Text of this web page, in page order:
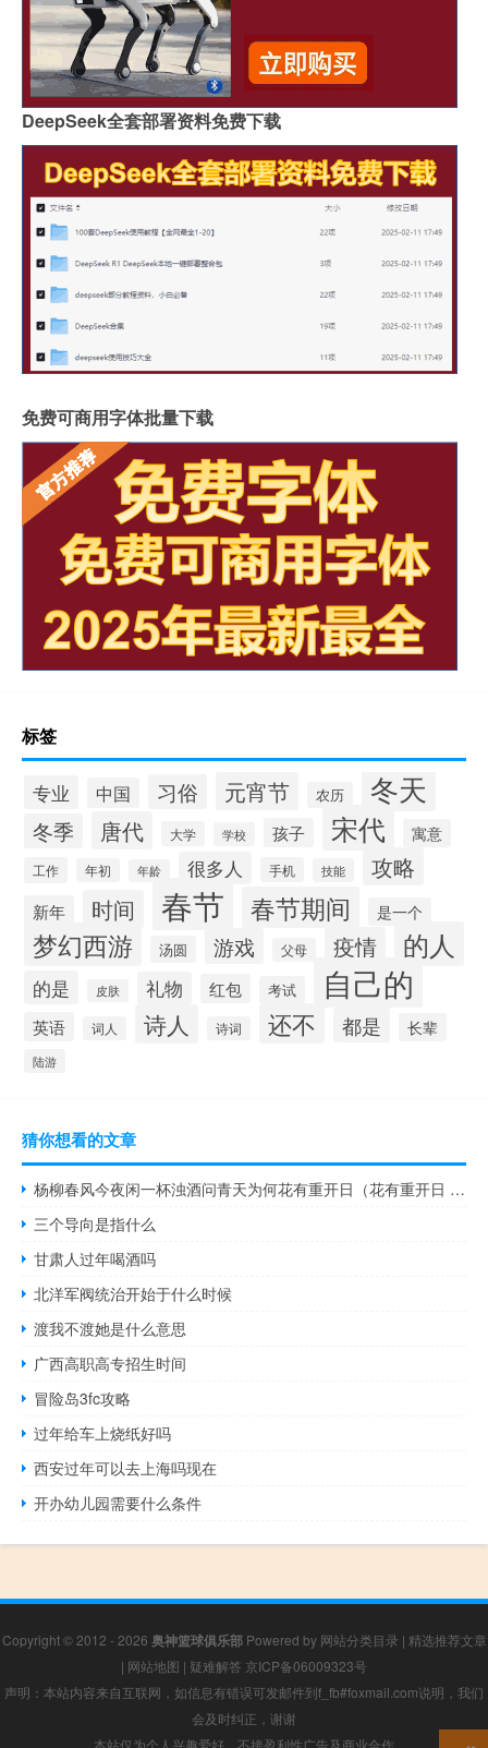
DeepSeek全套部署资料免费下载
免费可商用字体批量下载
标签
专业 中国 习俗 元宵节 农历 冬天
冬季 唐代 大学 学校 孩子 宋代 寓意
工作 年初 年龄 很多人 手机 技能 攻略
新年 时间 春节 春节期间 是一个
梦幻西游 汤圆 游戏 父母 疫情 的人
的是 皮肤 礼物 红包 考试 自己的
英语 词人 诗人 诗词 还不 都是 长辈
陆游
猜你想看的文章
杨柳春风今夜闲一杯浊酒问青天为何花有重开日（花有重开日 人无再少年 的意思是什么）
三个导向是指什么
甘肃人过年喝酒吗
北洋军阀统治开始于什么时候
渡我不渡她是什么意思
广西高职高专招生时间
冒险岛3fc攻略
过年给车上烧纸好吗
西安过年可以去上海吗现在
开办幼儿园需要什么条件
Copyright © 2012 - 2026 奥神篮球俱乐部Powered by 网站分类目录 | 精选推荐文章
| 网站地图 | 疑难解答 京ICP备06009323号
声明：本站内容来自互联网，如信息有错误可发邮件到f_fb#foxmail.com说明，我们
会及时纠正，谢谢
本站仅为个人兴趣爱好，不接盈利性广告及商业合作